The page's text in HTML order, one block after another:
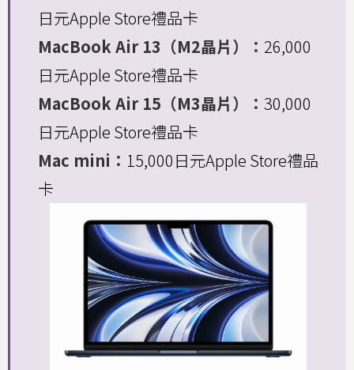
日元Apple Store禮品卡
MacBook Air 13（M2晶片）： 26,000
日元Apple Store禮品卡
MacBook Air 15（M3晶片）： 30,000
日元Apple Store禮品卡
Mac mini： 15,000日元Apple Store禮品
卡